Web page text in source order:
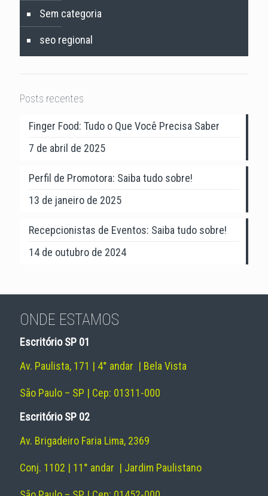
Sem categoria
seo regional
Posts recentes
Finger Food: Tudo o Que Você Precisa Saber
7 de abril de 2025
Perfil de Promotora: Saiba tudo sobre!
13 de janeiro de 2025
Recepcionistas de Eventos: Saiba tudo sobre!
14 de outubro de 2024
ONDE ESTAMOS
Escritório SP 01
Av. Paulista, 171 | 4° andar | Bela Vista
São Paulo – SP | Cep: 01311-000
Escritório SP 02
Av. Brigadeiro Faria Lima, 2369
Conj. 1102 | 11° andar | Jardim Paulistano